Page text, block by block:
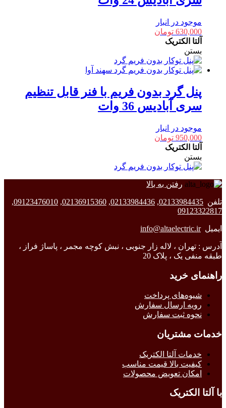
موجود در انبار
630,000 تومان
آلتا الکتریک
بستن
پنل گرد بدون فریم با فنر قابل تنظیم
سری آبادیس 36 وات
موجود در انبار
950,000 تومان
آلتا الکتریک
بستن
رفتن به بالا
تلفن 02133984435
,
02133984436
,
02136915360
,
09123476010
,
09123322817
ایمیلinfo@altaelectric.ir
آدرس : تهران ، لاله زار جنوبی ، نبش کوچه مجمر ، پاساژ فراز ،
طبقه منفی یک ، پلاک 20
راهنمای خرید
شیوه‌های پرداخت
رویه ارسال سفارش
نحوه ثبت سفارش
خدمات مشتریان
خدمات آلتا الکتریک
کیفیت بالا قیمت مناسب
امکان تعویض محصولات
با آلتا الکتریک